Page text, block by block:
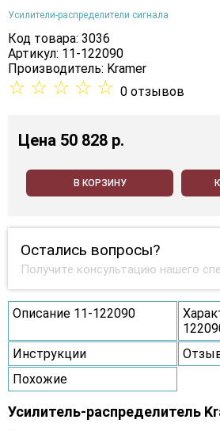
Усилители-распределители сигнала
Код товара: 3036
Артикул: 11-122090
Производитель: Kramer
☆ ☆ ☆ ☆ ☆ 0 отзывов
Цена 50 828 p.
В КОРЗИНУ
Остались вопросы?
Получите консультацию нашего
Описание 11-122090
Инструкции
Похожие
Усилитель-распределитель